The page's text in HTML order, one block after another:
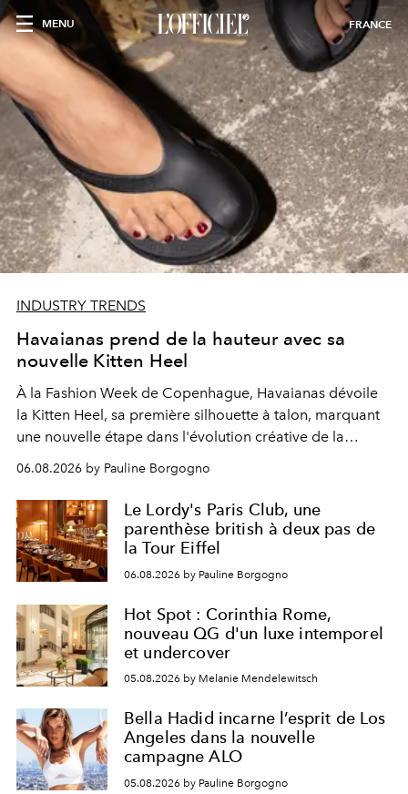
MENU FRANCE
INDUSTRY TRENDS
Havaianas prend de la hauteur avec sa
nouvelle Kitten Heel
À la Fashion Week de Copenhague, Havaianas dévoile
la Kitten Heel, sa première silhouette à talon, marquant
une nouvelle étape dans l'évolution créative de la
06.08.2026 by Pauline Borgogno
Le Lordy's Paris Club, une
parenthèse british à deux pas de
la Tour Eiffel
06.08.2026 by Pauline Borgogno
Hot Spot : Corinthia Rome,
nouveau QG d'un luxe intemporel
et undercover
05.08.2026 by Melanie Mendelewitsch
Bella Hadid incarne l’esprit de Los
Angeles dans la nouvelle
campagne ALO
05.08.2026 by Pauline Borgogno